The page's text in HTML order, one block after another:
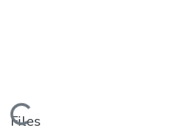
Loading...
Files